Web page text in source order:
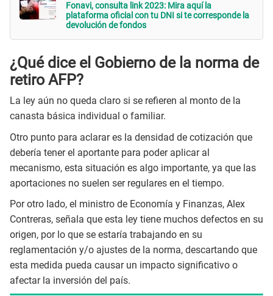
Fonavi, consulta link 2023: Mira aquí la
plataforma oficial con tu DNI si te corresponde la
devolución de fondos
¿Qué dice el Gobierno de la norma de
retiro AFP?
La ley aún no queda claro si se refieren al monto de la
canasta básica individual o familiar.
Otro punto para aclarar es la densidad de cotización que
debería tener el aportante para poder aplicar al
mecanismo, esta situación es algo importante, ya que las
aportaciones no suelen ser regulares en el tiempo.
Por otro lado, el ministro de Economía y Finanzas, Alex
Contreras, señala que esta ley tiene muchos defectos en su
origen, por lo que se estaría trabajando en su
reglamentación y/o ajustes de la norma, descartando que
esta medida pueda causar un impacto significativo o
afectar la inversión del país.